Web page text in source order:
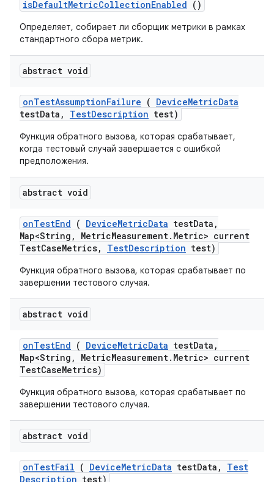
isDefaultMetricCollectionEnabled ()
Определяет, собирает ли сборщик метрики в рамках
стандартного сбора метрик.
abstract void
onTestAssumptionFailure ( DeviceMetricData
testData , TestDescription test)
Функция обратного вызова, которая срабатывает,
когда тестовый случай завершается с ошибкой
предположения.
abstract void
onTestEnd ( DeviceMetricData testData ,
Map<String , MetricMeasurement. Metric> current
TestCaseMetrics, TestDescription test)
Функция обратного вызова, которая срабатывает по
завершении тестового случая.
abstract void
onTestEnd ( DeviceMetricData testData ,
Map<String , MetricMeasurement. Metric> current
TestCaseMetrics)
Функция обратного вызова, которая срабатывает по
завершении тестового случая.
abstract void
onTestFail ( DeviceMetricData testData ,
Test
Description test)